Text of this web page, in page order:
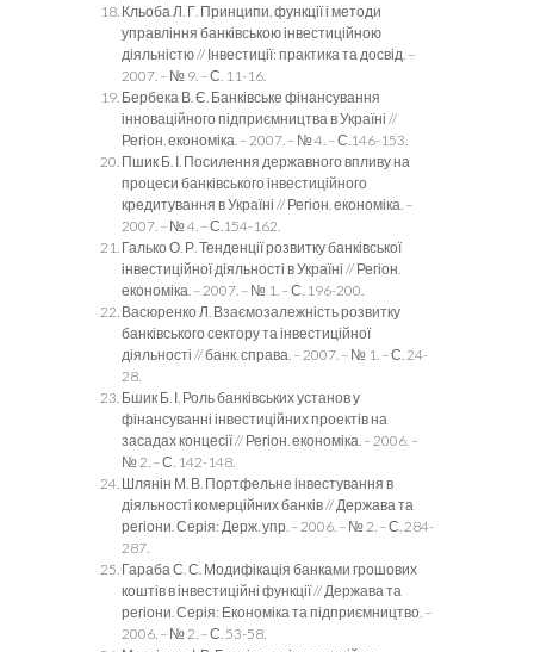
Кльоба Л. Г. Принципи, функції і методи
управління банківською інвестиційною
діяльністю // Інвестиції: практика та досвід. –
2007. – № 9. – С. 11-16.
Бербека В. Є. Банківське фінансування
інноваційного підприємництва в Україні //
Регіон. економіка. – 2007. – № 4. – С.146-153.
Пшик Б. І. Посилення державного впливу на
процеси банківського інвестиційного
кредитування в Україні // Регіон. економіка. –
2007. – № 4. – С.154-162.
Галько О. Р. Тенденції розвитку банківської
інвестиційної діяльності в Україні // Регіон.
економіка. – 2007. – № 1. – С. 196-200.
Васюренко Л. Взаємозалежність розвитку
банківського сектору та інвестиційної
діяльності // банк. справа. – 2007. – № 1. – С. 24-
28.
Бшик Б. І. Роль банківських установ у
фінансуванні інвестиційних проектів на
засадах концесії // Регіон. економіка. – 2006. –
№ 2. – С. 142-148.
Шлянін М. В. Портфельне інвестування в
діяльності комерційних банків // Держава та
регіони. Серія: Держ. упр. – 2006. – № 2. – С. 284-
287.
Гараба С. С. Модифікація банками грошових
коштів в інвестиційні функції // Держава та
регіони. Серія: Економіка та підприємництво. –
2006. – № 2. – С. 53-58.